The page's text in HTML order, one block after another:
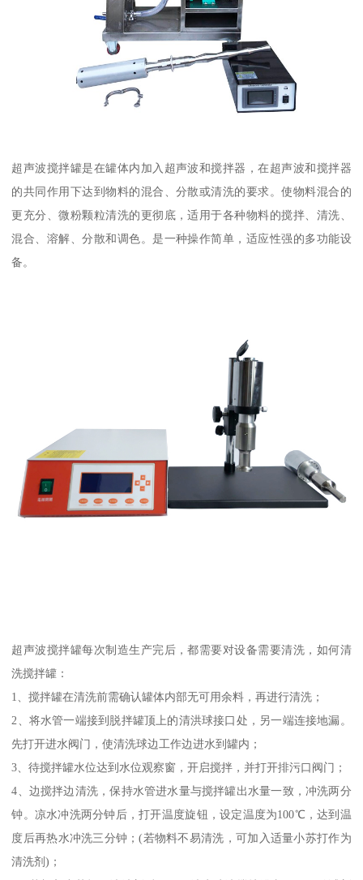
超声波搅拌罐是在罐体内加入超声波和搅拌器，在超声波和搅拌器
的共同作用下达到物料的混合、分散或清洗的要求。使物料混合的
更充分、微粉颗粒清洗的更彻底，适用于各种物料的搅拌、清洗、
混合、溶解、分散和调色。是一种操作简单，适应性强的多功能设
备。
超声波搅拌罐每次制造生产完后，都需要对设备需要清洗，如何清
洗搅拌罐：
1、搅拌罐在清洗前需确认罐体内部无可用余料，再进行清洗；
2、将水管一端接到脱拌罐顶上的清洪球接口处，另一端连接地漏。
先打开进水阀门，使清洗球边工作边进水到罐内；
3、待搅拌罐水位达到水位观察窗，开启搅拌，并打开排污口阀门；
4、边搅拌边清洗，保持水管进水量与搅拌罐出水量一致，冲洗两分
钟。凉水冲洗两分钟后，打开温度旋钮，设定温度为100℃，达到温
度后再热水冲洗三分钟；(若物料不易清洗，可加入适量小苏打作为
清洗剂)；